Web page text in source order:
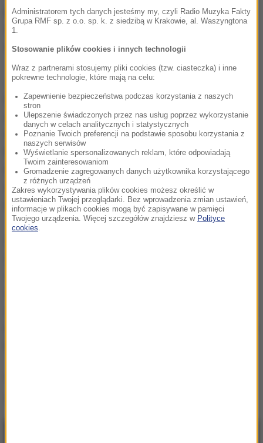
przed londyńskim sądem Old Bailey 10 sierpnia.
Żadnych szczegółów na temat planowanego
zamachu nie podano.
Jednak obchody amerykańskiego święta
niepodległości, które miały się odbyć 3 i 4 lipca w
używanej jako kwatera mieszkalna lotnictwa
wojskowego USA bazie Królewskich Sił
Powietrznych (RAF) Feltwell zostały odwołane "w
następstwie najbardziej aktualnej oceny lokalnego
zagrożenia". Feltwell leży około 100 kilometrów od
Luton.
Administratorem tych danych jesteśmy my, czyli Radio Muzyka Fakty
Grupa RMF sp. z o.o. sp. k. z siedzibą w Krakowie, al. Waszyngtona
1.
Stosowanie plików cookies i innych technologii
Wraz z partnerami stosujemy pliki cookies (tzw. ciasteczka) i inne
pokrewne technologie, które mają na celu:
Zapewnienie bezpieczeństwa podczas korzystania z naszych
stron
Ulepszenie świadczonych przez nas usług poprzez wykorzystanie
danych w celach analitycznych i statystycznych
Poznanie Twoich preferencji na podstawie sposobu korzystania z
naszych serwisów
Wyświetlanie spersonalizowanych reklam, które odpowiadają
Twoim zainteresowaniom
Gromadzenie zagregowanych danych użytkownika korzystającego
z różnych urządzeń
Zakres wykorzystywania plików cookies możesz określić w
ustawieniach Twojej przeglądarki. Bez wprowadzenia zmian ustawień,
informacje w plikach cookies mogą być zapisywane w pamięci
Twojego urządzenia. Więcej szczegółów znajdziesz w Polityce
cookies